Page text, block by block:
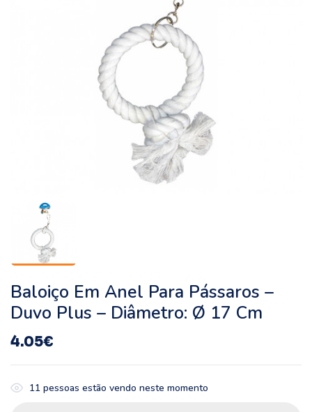
Baloiço Em Anel Para Pássaros –
Duvo Plus – Diâmetro: Ø 17 Cm
4.05€
11 pessoas estão vendo neste momento